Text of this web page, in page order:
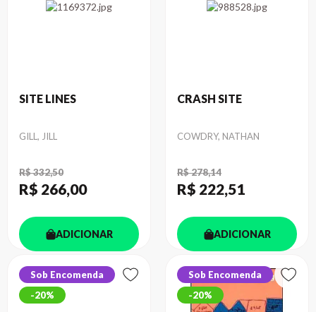
SITE LINES
Autor
GILL, JILL
R$ 332,50
R$ 266,00
ADICIONAR
CRASH SITE
Autor
COWDRY, NATHAN
R$ 278,14
R$ 222,51
ADICIONAR
Sob Encomenda
20%
Sob Encomenda
20%